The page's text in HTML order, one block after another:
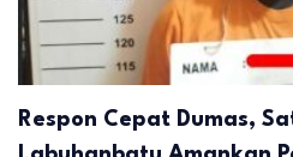
Respon Cepat Dumas,